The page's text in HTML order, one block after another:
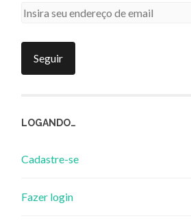
LOGANDO…
Cadastre-se
Fazer login